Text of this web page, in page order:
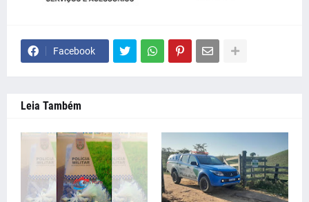
Facebook
Leia Também